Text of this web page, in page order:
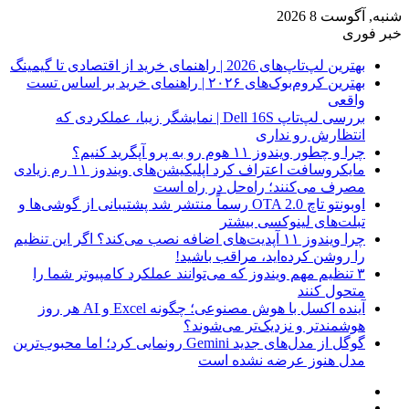
شنبه, آگوست 8 2026
خبر فوری
بهترین لپ‌تاپ‌های 2026 | راهنمای خرید از اقتصادی تا گیمینگ
بهترین کروم‌بوک‌های ۲۰۲۶ | راهنمای خرید بر اساس تست
واقعی
بررسی لپ‌تاپ Dell 16S | نمایشگر زیبا، عملکردی که
انتظارش رو نداری
چرا و چطور ویندوز ۱۱ هوم رو به پرو آپگرید کنیم؟
مایکروسافت اعتراف کرد اپلیکیشن‌های ویندوز ۱۱ رم زیادی
مصرف می‌کنند؛ راه‌حل در راه است
اوبونتو تاچ OTA 2.0 رسماً منتشر شد پشتیبانی از گوشی‌ها و
تبلت‌های لینوکسی بیشتر
چرا ویندوز ۱۱ آپدیت‌های اضافه نصب می‌کند؟ اگر این تنظیم
را روشن کرده‌اید، مراقب باشید!
۳ تنظیم مهم ویندوز که می‌توانند عملکرد کامپیوتر شما را
متحول کنند
آینده اکسل با هوش مصنوعی؛ چگونه Excel و AI هر روز
هوشمندتر و نزدیک‌تر می‌شوند؟
گوگل از مدل‌های جدید Gemini رونمایی کرد؛ اما محبوب‌ترین
مدل هنوز عرضه نشده است